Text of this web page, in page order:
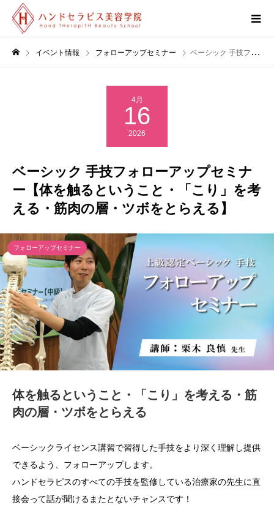
イベント情報 フォローアップセミナー ベーシック 手技フォローアップセミナー【体を触るということ・「こり」を考える・筋肉の層・ツボをとらえる】
4月
16
2026
ベーシック 手技フォローアップセミナ
ー【体を触るということ・「こり」を考
える・筋肉の層・ツボをとらえる】
フォローアップセミナー
体を触るということ・「こり」を考える・筋
肉の層・ツボをとらえる
ベーシックライセンス講習で習得した手技をより深く理解し提供
できるよう、フォローアップします。
ハンドセラピスのすべての手技を監修している治療家の先生に直
接会って話が聞けるまたとないチャンスです！